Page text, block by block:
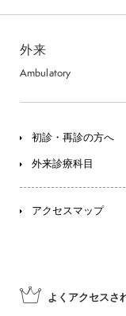
外来
Ambulatory
初診・再診の方へ
外来診療科目
アクセスマップ
よくアクセスさ